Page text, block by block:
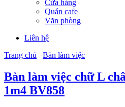
Cửa hàng
Quán cafe
Văn phòng
Liên hệ
Trang chủ
Bàn làm việc
Bàn làm việc chữ L
1m4 BV858